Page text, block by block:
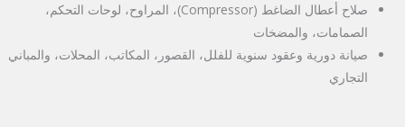
صلاح أعطال الضاغط (Compressor)، المراوح، لوحات التحكم،
الصمامات، والمضخات
صيانة دورية وعقود سنوية للفلل، القصور، المكاتب، المحلات، والمباني
التجاري